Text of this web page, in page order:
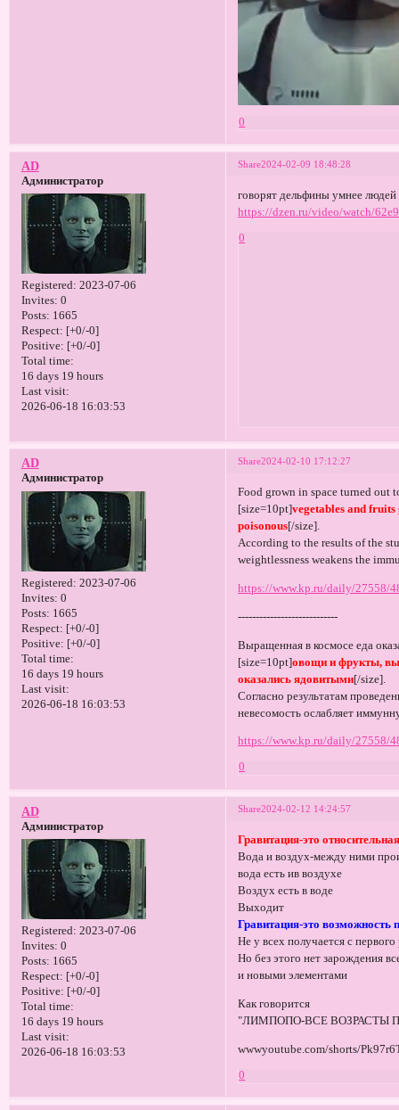
0
Share2024-02-09 18:48:28
AD
Администратор
Registered: 2023-07-06
Invites: 0
Posts: 1665
Respect: [+0/-0]
Positive: [+0/-0]
Total time:
16 days 19 hours
Last visit:
2026-06-18 16:03:53
говорят дельфины умнее
https://dzen.ru/video/watch/
0
Share2024-02-10 17:12:27
AD
Администратор
Registered: 2023-07-06
Invites: 0
Posts: 1665
Respect: [+0/-0]
Positive: [+0/-0]
Total time:
16 days 19 hours
Last visit:
2026-06-18 16:03:53
Food grown in space turned out
[size=10pt]vegetables and
poisonous[/size].
According to the results of the
weightlessness weakens the
https://www.kp.ru/daily/27558/
----------------------------
Выращенная в космосе еда
[size=10pt]овощи и фрукты,
оказались ядовитыми[/size].
Согласно результатам
невесомость ослабляет
https://www.kp.ru/daily/27558/
0
Share2024-02-12 14:24:57
AD
Администратор
Registered: 2023-07-06
Invites: 0
Posts: 1665
Respect: [+0/-0]
Positive: [+0/-0]
Total time:
16 days 19 hours
Last visit:
2026-06-18 16:03:53
Гравитация-это
Вода и воздух-между ними
вода есть ив воздухе
Воздух есть в воде
Выходит
Гравитация-это возможность
Не у всех получается с первого
Но без этого нет зарождения
и новыми элементами
Как говорится
"ЛИМПОПО-ВСЕ ВОЗРАСТЫ
wwwyoutube.com/shorts/
0